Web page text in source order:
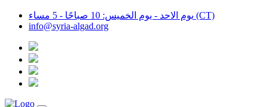
يوم الاحد - يوم الخميس: 10 صباحًا - 5 مساء (CT)
info@syria-algad.org